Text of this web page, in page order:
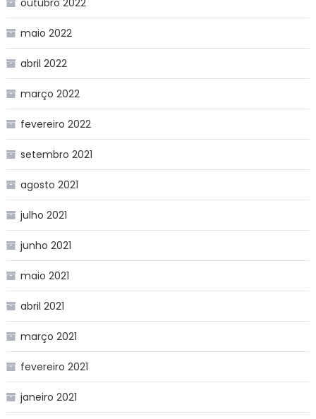
maio 2022
abril 2022
março 2022
fevereiro 2022
setembro 2021
agosto 2021
julho 2021
junho 2021
maio 2021
abril 2021
março 2021
fevereiro 2021
janeiro 2021